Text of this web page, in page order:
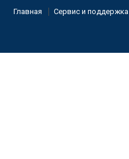
Главная
Сервис и поддержка